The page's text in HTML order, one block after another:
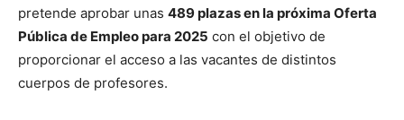
pretende aprobar unas 489 plazas en la próxima Oferta
Pública de Empleo para 2025 con el objetivo de
proporcionar el acceso a las vacantes de distintos
cuerpos de profesores.